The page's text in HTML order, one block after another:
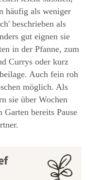
häufig als weniger
beschrieben als
gut eignen sie
in der Pfanne, zum
Currys oder kurz
Auch fein roh
möglich. Als
sie über Wochen
bereits Pause